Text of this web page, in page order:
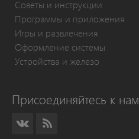
Советы и инструкции
Программы и приложения
Игры и развлечения
Оформление системы
Устройства и железо
Присоединяйтесь к нам